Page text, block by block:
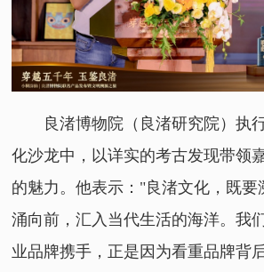
良渚博物院（良渚研究院）执
化沙龙中，以详实的考古发现带领
的魅力。他表示："良渚文化，既要
涌向前，汇入当代生活的海洋。我
业品牌携手，正是因为看重品牌背